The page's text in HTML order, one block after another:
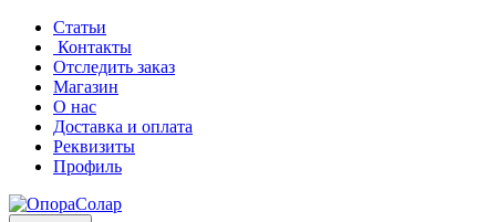
Перейти
навигации
Перейти
содержанию
Статьи
Контакты
Отследить заказ
Магазин
О нас
Доставка и оплата
Реквизиты
Профиль